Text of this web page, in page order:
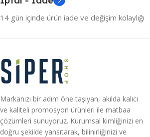
14 gün içinde ürün iade ve değişim kolaylığı
Markanızı bir adım öne taşıyan, akılda kalıcı
ve kaliteli promosyon ürünleri ile matbaa
çözümleri sunuyoruz. Kurumsal kimliğinizi en
doğru şekilde yansıtarak, bilinirliğinizi ve